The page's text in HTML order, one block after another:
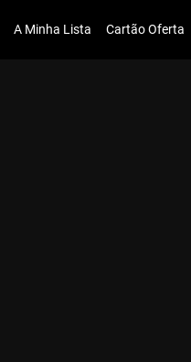
A Minha Lista Cartão Oferta